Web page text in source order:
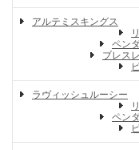
アルテミスキングス
ペン
ブレス
ラヴィッシュルーシー
ペン